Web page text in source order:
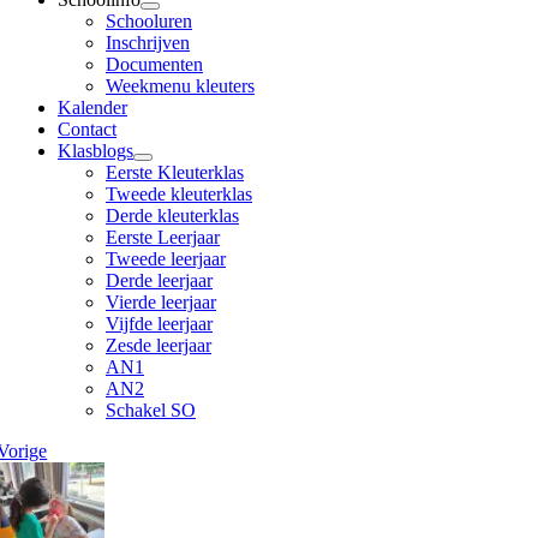
Schooluren
Inschrijven
Documenten
Weekmenu kleuters
Kalender
Contact
Klasblogs
Eerste Kleuterklas
Tweede kleuterklas
Derde kleuterklas
Eerste Leerjaar
Tweede leerjaar
Derde leerjaar
Vierde leerjaar
Vijfde leerjaar
Zesde leerjaar
AN1
AN2
Schakel SO